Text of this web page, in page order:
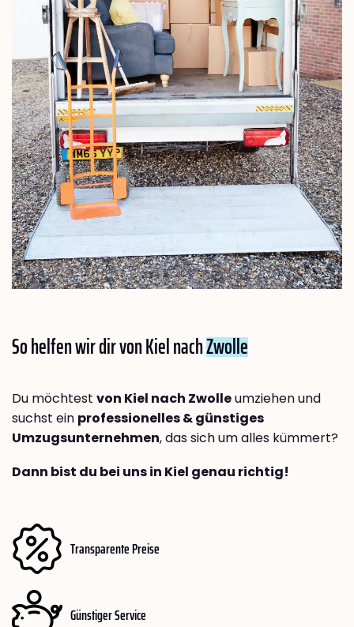
So helfen wir dir von Kiel nachZwolle
Du möchtest von Kiel nach Zwolleumziehen und
suchst ein professionelles & günstiges
Umzugsunternehmen, das sich um alles kümmert?
Dann bist du bei uns in Kiel genau richtig!
Transparente Preise
Günstiger Service